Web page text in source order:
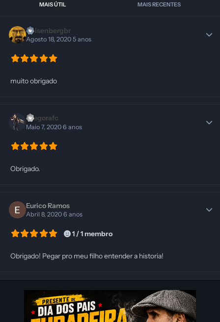
MAIS ÚTIL MAIS RECENTES
Heisenbergbr
Agosto 18, 20205 anos
muito obrigado
Diegorafc
Maio 7, 20206 anos
Obrigado.
Eurico Ramos
Abril 8, 20206 anos
1 / 1 membro
Obrigado! Pegar pro meu filho entender a historia!